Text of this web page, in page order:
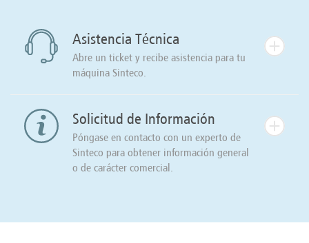
Asistencia Técnica
Abre un ticket y recibe asistencia para tu
máquina Sinteco.
Solicitud de Información
Póngase en contacto con un experto de
Sinteco para obtener información general
o de carácter comercial.